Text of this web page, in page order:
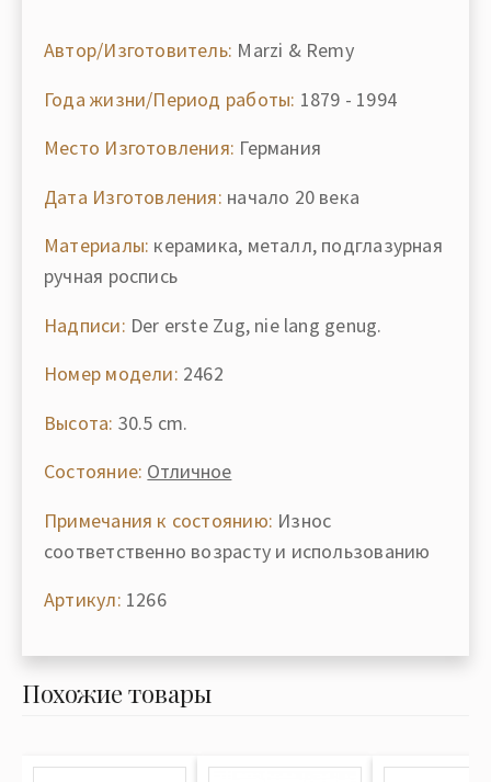
Автор/Изготовитель: Marzi & Remy
Года жизни/Период работы: 1879 - 1994
Место Изготовления: Германия
Дата Изготовления: начало 20 века
Материалы: керамика, металл, подглазурная
ручная роспись
Надписи: Der erste Zug, nie lang genug.
Номер модели: 2462
Высота: 30.5 cm.
Состояние: Отличное
Примечания к состоянию: Износ
соответственно возрасту и использованию
Артикул: 1266
Похожие товары